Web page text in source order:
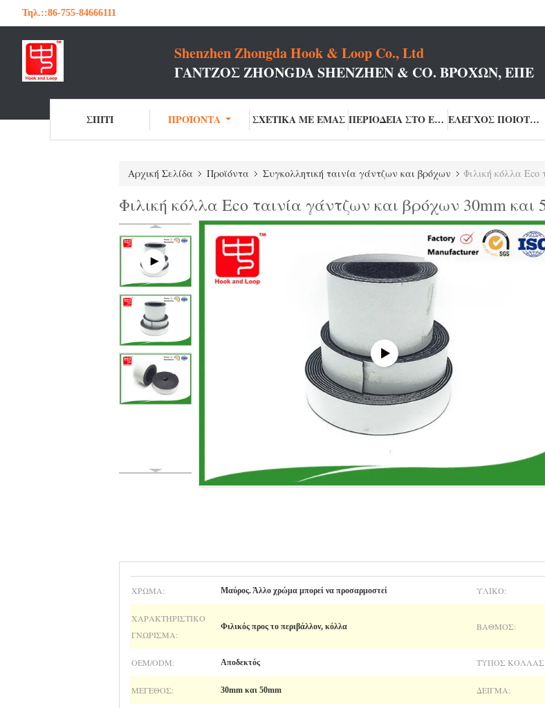
Τηλ.::86-755-84666111
Shenzhen Zhongda Hook & Loop Co., Ltd
ΓΆΝΤΖΟΣ ZHONGDA SHENZHEN & CO. ΒΡΌΧΩΝ, ΕΠΕ
ΣΠΊΤΙ ΠΡΟΪΌΝΤΑ ΣΧΕΤΙΚΆ ΜΕ ΕΜΆΣ ΠΕΡΙΟΔΕΊΑ ΣΤΟ ΕΡΓΟΣΤΆΣΙΟ ΈΛΕΓΧΟΣ ΠΟΙΌΤΗΤΑΣ
Αρχική Σελίδα Προϊόντα Συγκολλητική ταινία γάντζων και βρόχων Φιλική κόλλα Eco
Φιλική κόλλα Eco ταινία γάντζων και βρόχων 30mm και
ΧΡΏΜΑ: Μαύρος. Άλλο χρώμα μπορεί να προσαρμοστεί ΥΛΙΚΌ:
ΧΑΡΑΚΤΗΡΙΣΤΙΚΌ
ΓΝΏΡΙΣΜΑ:
Φιλικός προς το περιβάλλον, κόλλα ΒΑΘΜΌΣ:
OEM/ODM: Αποδεκτός ΤΎΠΟΣ ΚΌΛΛΑΣ:
ΜΈΓΕΘΟΣ: 30mm και 50mm ΔΕΊΓΜΑ: